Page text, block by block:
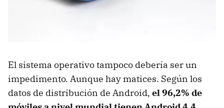
El sistema operativo tampoco debería ser un
impedimento. Aunque hay matices. Según los
datos de distribución de Android, el 96,2% de